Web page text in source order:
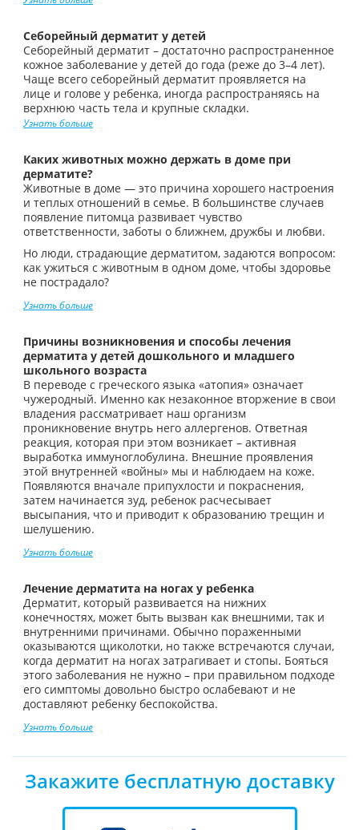
Себорейный дерматит у детей
Себорейный дерматит – достаточно распространенное
кожное заболевание у детей до года (реже до 3–4 лет).
Чаще всего себорейный дерматит проявляется на
лице и голове у ребенка, иногда распространяясь на
верхнюю часть тела и крупные складки.
Узнать больше
Каких животных можно держать в доме при
дерматите?
Животные в доме — это причина хорошего настроения
и теплых отношений в семье. В большинстве случаев
появление питомца развивает чувство
ответственности, заботы о ближнем, дружбы и любви.
Но люди, страдающие дерматитом, задаются вопросом:
как ужиться с животным в одном доме, чтобы здоровье
не пострадало?
Узнать больше
Причины возникновения и способы лечения
дерматита у детей дошкольного и младшего
школьного возраста
В переводе с греческого языка «атопия» означает
чужеродный. Именно как незаконное вторжение в свои
владения рассматривает наш организм
проникновение внутрь него аллергенов. Ответная
реакция, которая при этом возникает – активная
выработка иммуноглобулина. Внешние проявления
этой внутренней «войны» мы и наблюдаем на коже.
Появляются вначале припухлости и покраснения,
затем начинается зуд, ребенок расчесывает
высыпания, что и приводит к образованию трещин и
шелушению.
Узнать больше
Лечение дерматита на ногах у ребенка
Дерматит, который развивается на нижних
конечностях, может быть вызван как внешними, так и
внутренними причинами. Обычно пораженными
оказываются щиколотки, но также встречаются случаи,
когда дерматит на ногах затрагивает и стопы. Бояться
этого заболевания не нужно – при правильном подходе
его симптомы довольно быстро ослабевают и не
доставляют ребенку беспокойства.
Узнать больше
Закажите бесплатную доставку